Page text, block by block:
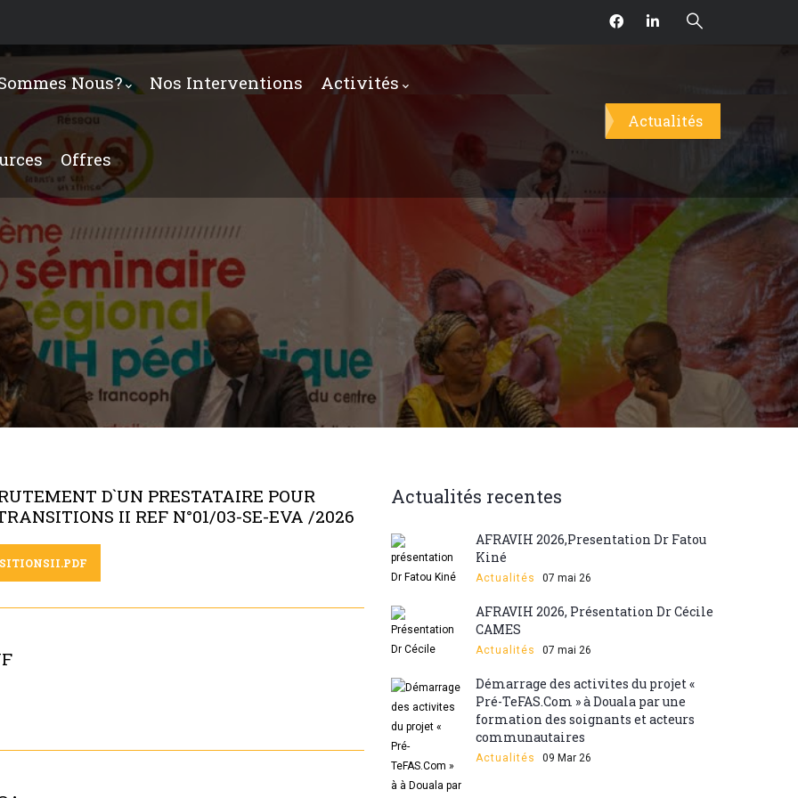
Nous? Nos Interventions Activités
Offres
Actualités
D`UN PRESTATAIRE POUR
II REF N°01/03-SE-EVA /2026
Actualités recentes
AFRAVIH 2026,Presentation Dr Fatou
Kiné
Actualités 07 mai 26
AFRAVIH 2026, Présentation Dr Cécile
CAMES
Actualités 07 mai 26
Démarrage des activites du projet «
Pré-TeFAS.Com » à Douala par une
formation des soignants et acteurs
communautaires
Actualités 09 Mar 26